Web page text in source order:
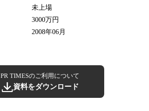
未上場
3000万円
2008年06月
PR TIMESのご利用について
資料をダウンロード